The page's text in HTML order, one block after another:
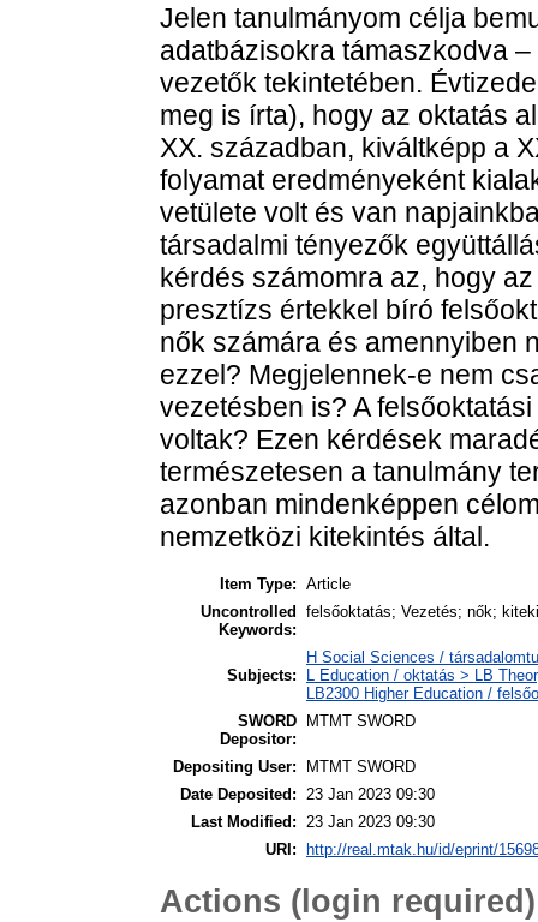
Jelen tanulmányom célja
adatbázisokra támaszkodva
vezetők tekintetében.
meg is írta), hogy az oktatás
XX. században, kiváltképp a
folyamat eredményeként
vetülete volt és van
társadalmi tényezők
kérdés számomra az, hogy
presztízs értekkel bíró
nők számára és amennyiben
ezzel? Megjelennek-e nem
vezetésben is? A
voltak? Ezen kérdések
természetesen a tanulmány
azonban mindenképpen
nemzetközi kitekintés által.
Item Type: Article
Uncontrolled
Keywords:
felsőoktatás; Vezetés; nők;
Subjects:
H Social Sciences /
L Education / oktatás > LB
LB2300 Higher Education /
SWORD
Depositor:
MTMT SWORD
Depositing User:
MTMT SWORD
Date Deposited:
23 Jan 2023 09:30
Last Modified:
23 Jan 2023 09:30
URI:
http://real.mtak.hu/id/eprint/
Actions (login required)